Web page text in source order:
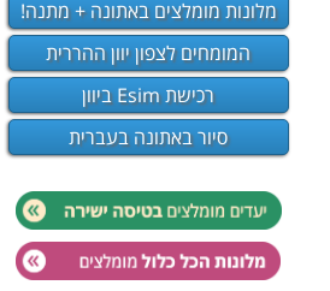
מלונות מומלצים באתונה + מתנה!
המומחים לצפון יוון ההררית
רכישת Esim ביוון
סיור באתונה בעברית